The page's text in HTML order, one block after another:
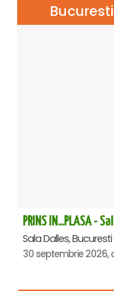
Bucuresti
Sala Dalles, Bucuresti